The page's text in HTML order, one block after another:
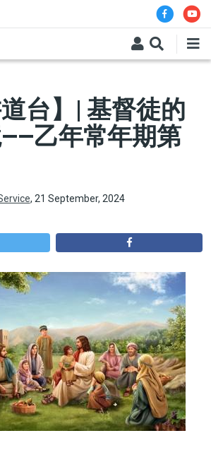
道台】| 基督徒的
乙年常年期第
, 21 September, 2024